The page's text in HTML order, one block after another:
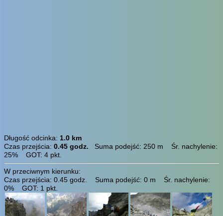
Długość odcinka: 1.0 km
Czas przejścia: 0.45 godz. Suma podejść: 250 m Śr. nachylenie:
25% GOT: 4 pkt.
W przeciwnym kierunku:
Czas przejścia: 0.45 godz. Suma podejść: 0 m Śr. nachylenie:
0% GOT: 1 pkt.